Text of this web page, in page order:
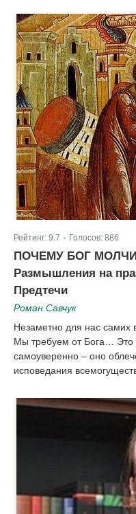
Рейтинг: 9.7 Голосов: 886
ПОЧЕМУ БОГ
Размышления на
Предтечи
Роман Савчук
Незаметно для нас самих
Мы требуем от Бога… Это
самоуверенно – оно
исповедания